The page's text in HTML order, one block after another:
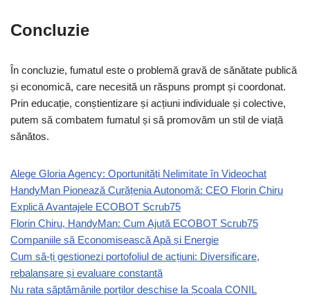
Concluzie
În concluzie, fumatul este o problemă gravă de sănătate publică
și economică, care necesită un răspuns prompt și coordonat.
Prin educație, conștientizare și acțiuni individuale și colective,
putem să combatem fumatul și să promovăm un stil de viață
sănătos.
Alege Gloria Agency: Oportunități Nelimitate în Videochat
HandyMan Pionează Curățenia Autonomă: CEO Florin Chiru
Explică Avantajele ECOBOT Scrub75
Florin Chiru, HandyMan: Cum Ajută ECOBOT Scrub75
Companiile să Economisească Apă și Energie
Cum să-ți gestionezi portofoliul de acțiuni: Diversificare,
rebalansare și evaluare constantă
Nu rata săptămânile porților deschise la Școala CONIL